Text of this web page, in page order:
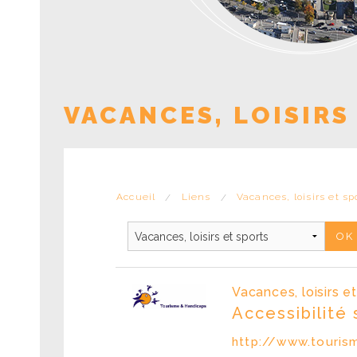
VACANCES, LOISIRS
Accueil Liens Vacances, loisirs et
Vacances, loisirs
Accessibilité
http://